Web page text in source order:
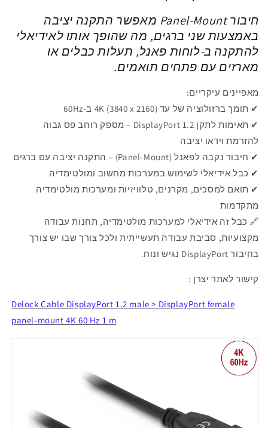
60Hz
זכר
לנקבה
|
מרחק
27
60Hz
זכר
לנקבה
|
מרחק
27
חיבור Panel-Mount מאפשר התקנה יציבה
באמצעות שני ברגים, מה שהופך אותו לאידיאלי
להתקנה ב-לוחות פאנל, תעלות כבלים או
מארזים עם פתחים תואמים.
מאפיינים עיקריים:
✔ תומך ברזולוציה של עד 4K (3840 x 2160) ב-60Hz
✔
תאימות לתקן DisplayPort 1.2 – מספק רוחב פס גבוה
להזרמת וידאו יציבה
✔ חיבור נקבה לפאנל (Panel-Mount) – התקנה יציבה עם ברגים
✔ כבל אידיאלי לשימוש במערכות מחשוב ומולטימדיה
✔ תואם למסכים, מקרנים, טלוויזיות ומערכות מולטימדיה
מתקדמות
🔗 כבל זה אידיאלי למערכות מולטימדיה, תחנות עבודה
מקצועיות, סביבת עבודה תעשייתית ולכל צורך שבו יש צורך
בחיבור DisplayPort נגיש ונוח.
קישור לאתר יצרן :
Delock Cable DisplayPort 1.2 male > DisplayPort female
panel-mount 4K 60 Hz 1 m